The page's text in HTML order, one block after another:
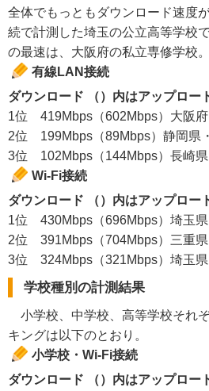
全体でもっともダウンロード速度
続で計測した埼玉の公立高等学校
の最速は、大阪府の私立専修学校。
有線LAN接続
ダウンロード （）内はアップロー
1位 419Mbps（602Mbps）大阪
2位 199Mbps（89Mbps）静岡県
3位 102Mbps（144Mbps）長崎県
Wi-Fi接続
ダウンロード （）内はアップロー
1位 430Mbps（696Mbps）埼玉
2位 391Mbps（704Mbps）三重
3位 324Mbps（321Mbps）埼玉県
学校種別の計測結果
小学校、中学校、高等学校それ
キングは以下のとおり。
小学校・Wi-Fi接続
ダウンロード （）内はアップロー